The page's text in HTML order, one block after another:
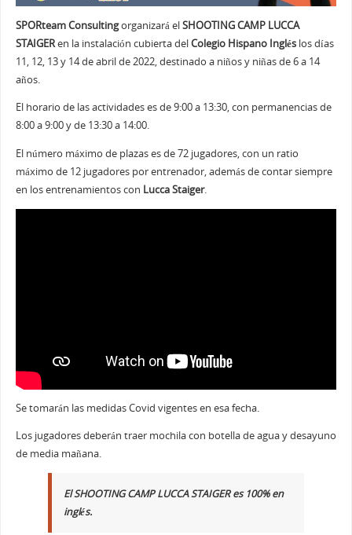
SPORteam Consultingorganizará elSHOOTING CAMP LUCCA
STAIGERen la instalación cubierta delColegio Hispano Ingléslos días
11, 12, 13 y 14 de abril de 2022, destinado a niños y niñas de 6 a 14
años.
El horario de las actividades es de 9:00 a 13:30, con permanencias de
8:00 a 9:00 y de 13:30 a 14:00.
El número máximo de plazas es de 72 jugadores, con un ratio
máximo de 12 jugadores por entrenador, además de contar siempre
en los entrenamientos con Lucca Staiger.
Se tomarán las medidas Covid vigentes en esa fecha.
Los jugadores deberán traer mochila con botella de agua y desayuno
de media mañana.
El SHOOTING CAMP LUCCA STAIGER es 100% en
inglés.